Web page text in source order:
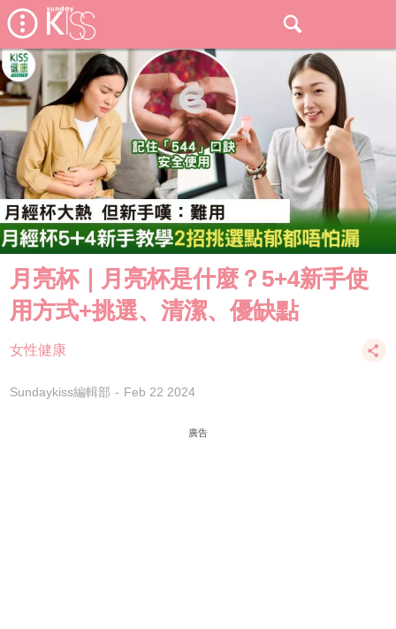
月亮杯｜月亮杯是什麼？5+4新手使
用方式+挑選、清潔、優缺點
女性健康
Sundaykiss編輯部 Feb 22 2024
廣告